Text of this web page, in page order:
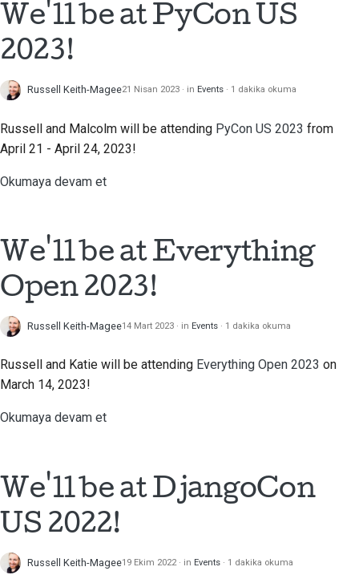
Dokümantasyon stil
kılavuzu
We'll be at PyCon US
2023!
Russell Keith-Magee21 Nisan 2023 in Events 1 dakika okuma
Russell and Malcolm will be attending PyCon US 2023 from
April 21 - April 24, 2023!
Okumaya devam et
We'll be at Everything
Open 2023!
Russell Keith-Magee14 Mart 2023 in Events 1 dakika okuma
Russell and Katie will be attending Everything Open 2023 on
March 14, 2023!
Okumaya devam et
We'll be at DjangoCon
US 2022!
Russell Keith-Magee19 Ekim 2022 in Events 1 dakika okuma